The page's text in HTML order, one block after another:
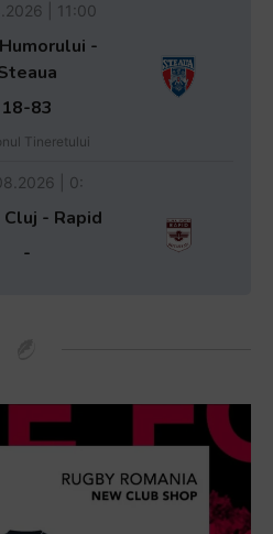
| 11:00
-
18-83
Tineretului
| 0:
Cluj - Rapid
-